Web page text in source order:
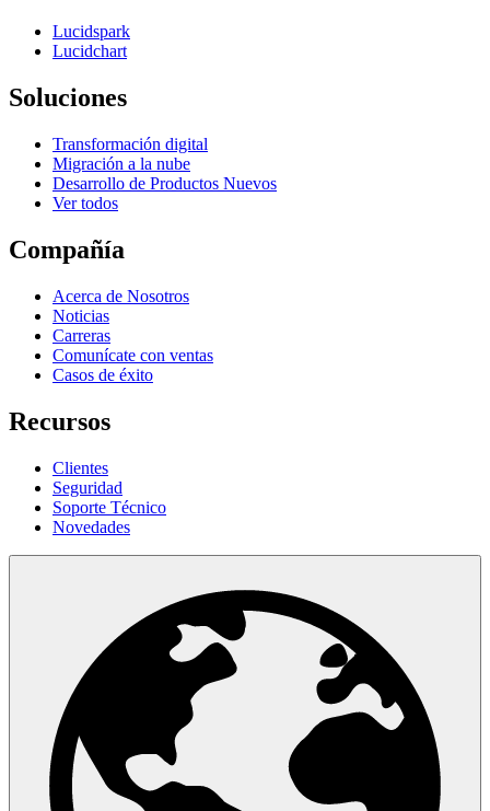
Lucidspark
Lucidchart
Soluciones
Transformación digital
Migración a la nube
Desarrollo de Productos Nuevos
Ver todos
Compañía
Acerca de Nosotros
Noticias
Carreras
Comunícate con ventas
Casos de éxito
Recursos
Clientes
Seguridad
Soporte Técnico
Novedades